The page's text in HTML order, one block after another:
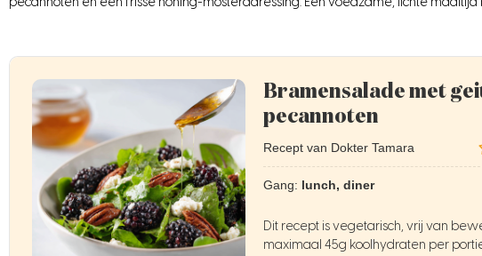
Bramensalade met
pecannoten
Recept van Dokter Tamara
Gang: lunch, diner
Dit recept is vegetarisch, vrij van
maximaal 45g koolhydraten per